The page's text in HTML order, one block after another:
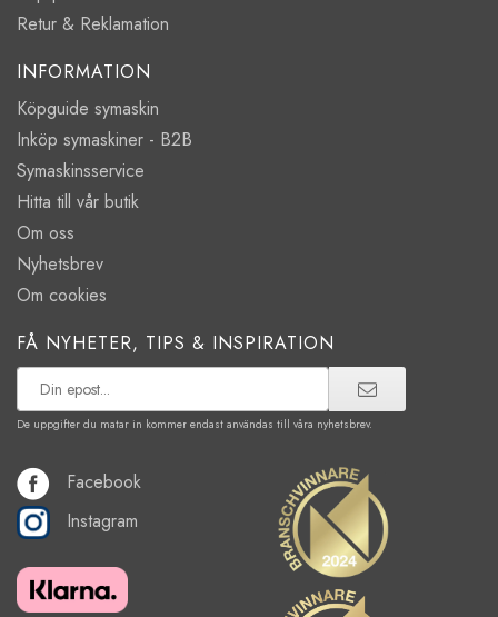
Retur & Reklamation
INFORMATION
Köpguide symaskin
Inköp symaskiner - B2B
Symaskinsservice
Hitta till vår butik
Om oss
Nyhetsbrev
Om cookies
FÅ NYHETER, TIPS & INSPIRATION
De uppgifter du matar in kommer endast användas till våra nyhetsbrev.
Facebook
Instagram